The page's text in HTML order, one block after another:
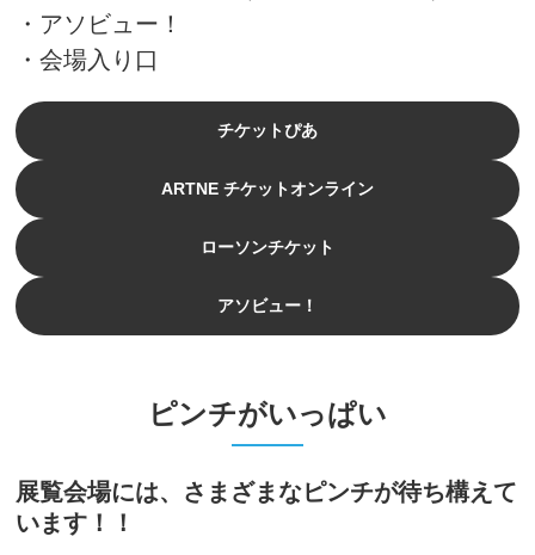
・アソビュー！
・会場入り口
チケットぴあ
ARTNE チケットオンライン
ローソンチケット
アソビュー！
ピンチがいっぱい
展覧会場には、さまざまなピンチが待ち構えて
います！！